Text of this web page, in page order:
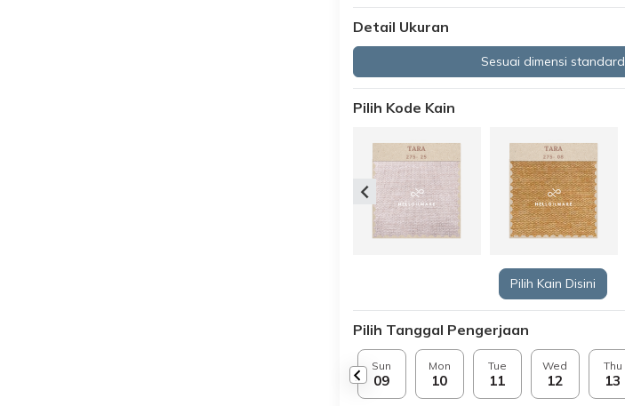
Detail Ukuran
Sesuai dimensi standard
Pilih Kode Kain
Pilih Kain Disini
Pilih Tanggal Pengerjaan
Sun
09
Mon
10
Tue
11
Wed
12
Thu
13